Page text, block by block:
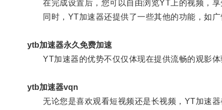
在完成设置后，您可以自由浏览YT上的视频，享
同时，YT加速器还提供了一些其他的功能，如广
ytb加速器永久免费加速
YT加速器的优势不仅仅体现在提供流畅的观影体
ytb加速器vqn
无论您是喜欢观看短视频还是长视频，YT加速器